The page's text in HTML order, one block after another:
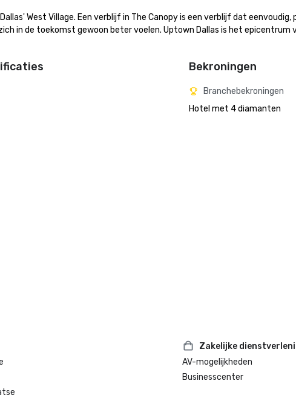
West Village. Een verblijf in The Canopy is een verblijf dat eenvoudig,
in de toekomst gewoon beter voelen. Uptown Dallas is het epicentrum
Bekroningen
Branchebekroningen
Hotel met 4 diamanten
Zakelijke
AV-mogelijkheden
Businesscenter